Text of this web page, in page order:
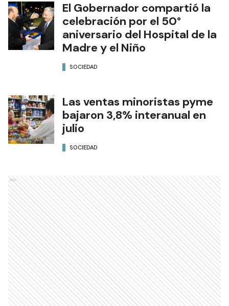
El Gobernador compartió la
celebración por el 50°
aniversario del Hospital de la
Madre y el Niño
SOCIEDAD
Las ventas minoristas pyme
bajaron 3,8% interanual en
julio
SOCIEDAD
Ads